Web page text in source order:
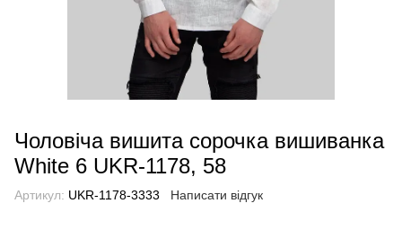
Чоловіча вишита сорочка вишиванка
White 6 UKR-1178, 58
Артикул: UKR-1178-3333 Написати відгук